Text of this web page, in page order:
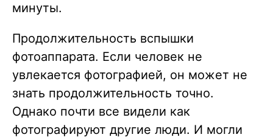
минуты.
Продолжительность вспышки
фотоаппарата. Если человек не
увлекается фотографией, он может не
знать продолжительность точно.
Однако почти все видели как
фотографируют другие люди. И могли